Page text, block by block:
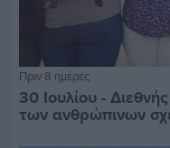
Πριν 8 ημέρες
30 Ιουλίου -
των ανθρώπινων